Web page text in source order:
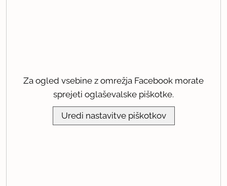
Za ogled vsebine z omrežja Facebook morate
sprejeti oglaševalske piškotke.
Uredi nastavitve piškotkov